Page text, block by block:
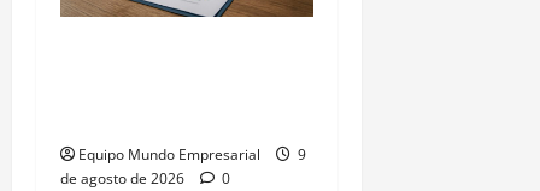
Equipo Mundo Empresarial
9
de agosto de 2026
0